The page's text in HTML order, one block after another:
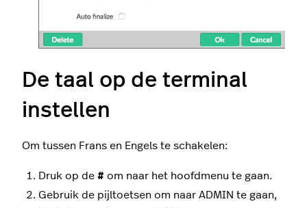
De taal op de terminal
instellen
Om tussen Frans en Engels te schakelen:
Druk op de # om naar het hoofdmenu te gaan.
Gebruik de pijltoetsen om naar ADMIN te gaan,